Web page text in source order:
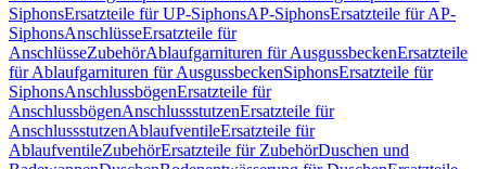
SiphonsErsatzteile für UP-SiphonsAP-SiphonsErsatzteile für AP-
SiphonsAnschlüsseErsatzteile für
AnschlüsseZubehörAblaufgarnituren für AusgussbeckenErsatzteile
für Ablaufgarnituren für AusgussbeckenSiphonsErsatzteile für
SiphonsAnschlussbögenErsatzteile für
AnschlussbögenAnschlussstutzenErsatzteile für
AnschlussstutzenAblaufventileErsatzteile für
AblaufventileZubehörErsatzteile für ZubehörDuschen und